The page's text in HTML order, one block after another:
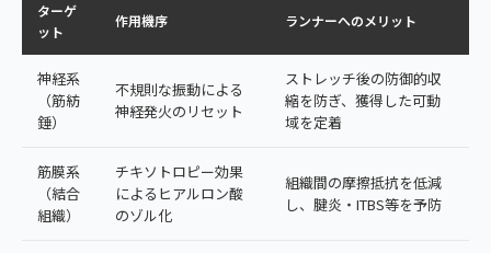
ターゲ
ット
作用機序 ランナーへのメリット
神経系
（筋紡
錘）
不規則な振動による
神経発火のリセット
ストレッチ後の防御的収
縮を防ぎ、獲得した可動
域を定着
筋膜系
（結合
組織）
チキソトロピー効果
によるヒアルロン酸
のゾル化
組織間の摩擦抵抗を低減
し、腱炎・ITBS等を予防